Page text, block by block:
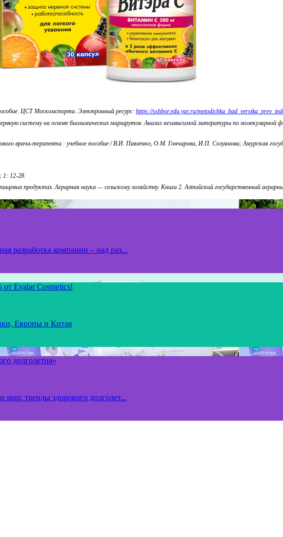
ЦСТ Москомспорта. Электронный ресурс: https://sshbor.edu.yar.ru/
систему на основе биохимических маршрутов. Анализ независимой литературы по молекулярной
врача-терапевта : учебное пособие / В.И. Павленко, О.М. Гончарова, И.П. Солуянова; Амурская
1: 12-28.
продуктах. Аграрная наука — сельскому хозяйству. Книга 2. Алтайский государственный
разработка компании – над раз...
Evalar Cosmetics!
Европы и Китая
долголетия»
тренды здорового долголет...